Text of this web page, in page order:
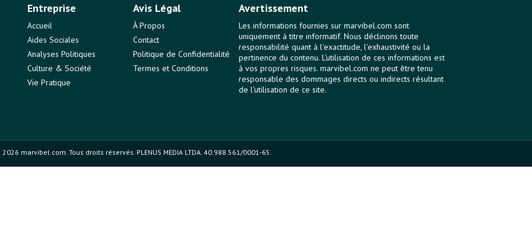
Entreprise
Accueil
Aides Sociales
Analyses Politiques
Culture & Société
Vie Pratique
Avis Légal
À Propos
Contact
Politique de Confidentialité
Termes et Conditions
Avertissement
Les informations fournies sur marvibel.com sont
uniquement à titre informatif. Nous déclinons toute
responsabilité quant à l'exactitude, l'exhaustivité ou la
pertinence du contenu. L'utilisation de ces informations est
à vos propres risques. marvibel.com ne peut être tenu
responsable des dommages directs ou indirects résultant
de l'utilisation de ce site.
marvibel.com. Tous droits réservés. PLENUS MEDIA LTDA. 40.988.561/0001-65.